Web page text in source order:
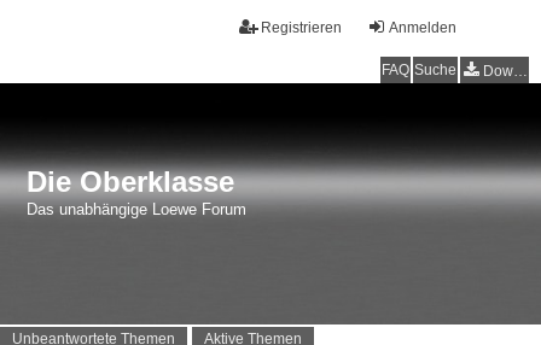
Anmelden
Registrieren
FAQ Suche Downloads
Die Oberklasse
Das unabhängige Loewe Forum
Unbeantwortete Themen Aktive Themen